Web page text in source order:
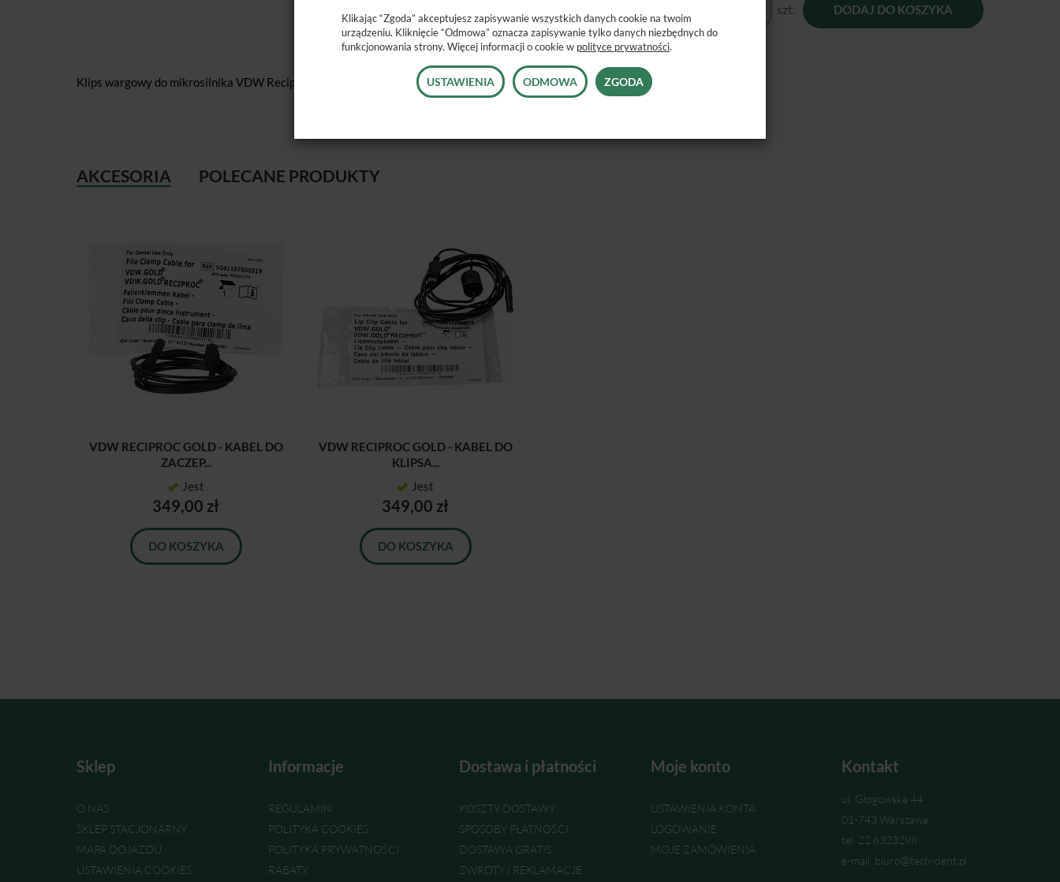
szt. DODAJ DO KOSZYKA
Klips wargowy do mikrosilnika VDW Reciproc Gold oraz endometrów VDW Raypex 5 / 6.
AKCESORIA POLECANE PRODUKTY
VDW RECIPROC GOLD - KABEL DO
ZACZEP...
Jest
349,00 zł
DO KOSZYKA
VDW RECIPROC GOLD - KABEL DO
KLIPSA...
Jest
349,00 zł
DO KOSZYKA
Sklep
O NAS
SKLEP STACJONARNY
MAPA DOJAZDU
USTAWIENIA COOKIES
Informacje
REGULAMIN
POLITYKA COOKIES
POLITYKA PRYWATNOŚCI
RABATY
Dostawa i płatności
KOSZTY DOSTAWY
SPOSOBY PŁATNOŚCI
DOSTAWA GRATIS
ZWROTY I REKLAMACJE
Moje konto
USTAWIENIA KONTA
LOGOWANIE
MOJE ZAMÓWIENIA
Kontakt
ul. Głogowska 44
01-743 Warszawa
tel. 22 6323298
e-mail: biuro@tech-dent.pl
Klikając “Zgoda” akceptujesz zapisywanie wszystkich danych cookie na twoim
urządzeniu. Kliknięcie “Odmowa” oznacza zapisywanie tylko danych niezbędnych do
funkcjonowania strony. Więcej informacji o cookie w polityce prywatności.
USTAWIENIA ODMOWA ZGODA